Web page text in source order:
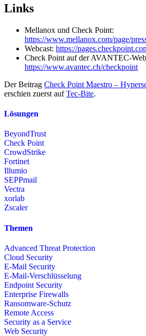
Links
Mellanox und Check Point:
https://www.mellanox.com/page/
Webcast: https://
Check Point auf der AVANTEC-
https://www.avantec.ch/checkpoint
Der Beitrag Check Point Maestro –
erschien zuerst aufTec-Bite.
Lösungen
BeyondTrust
Check Point
CrowdStrike
Fortinet
Illumio
SEPPmail
Vectra
xorlab
Zscaler
Themen
Advanced Threat Protection
Cloud Security
E-Mail Security
E-Mail-Verschlüsselung
Endpoint Security
Enterprise Firewalls
Ransomware-Schutz
Remote Access
Security as a Service
Web Security